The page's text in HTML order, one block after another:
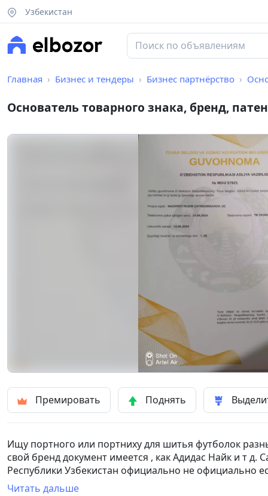
Узбекистан
Главная Бизнес и тендеры Бизнес партнёрство
Основатель товарного знака, бренд,
Премировать Поднять
Ищу портного или портниху для шитья футболок
свой бренд документ имеется , как Адидас Найк и т
Республики Узбекистан официально не официально
+998958848432 мой смартфон(телефон) номер.
Читать дальше